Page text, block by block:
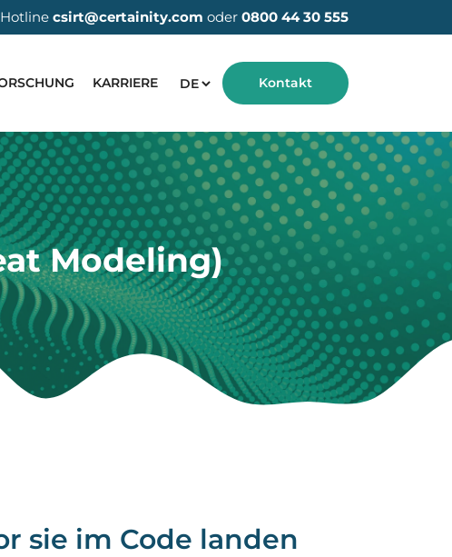
csirt@certainity.com oder 0800 44 30 555
KARRIERE Kontakt
Modeling)
sie im Code landen